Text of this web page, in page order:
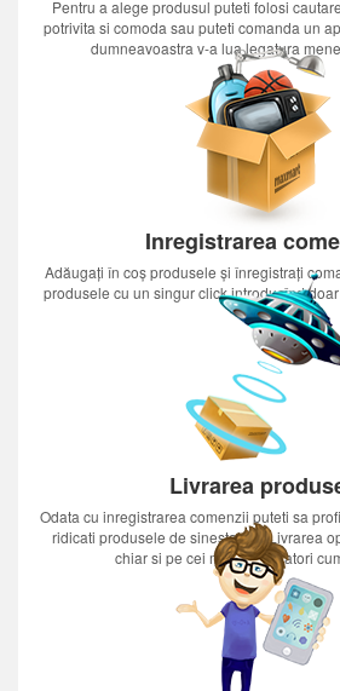
Pentru a alege produsul puteti folosi
potrivita si comoda sau puteti comanda un
dumneavoastra v-a lua legatura
Inregistrarea
Adăugați în coș produsele și înregistrați
produsele cu un singur click introducînd
Livrarea
Odata cu inregistrarea comenzii puteti sa
ridicati produsele de sinestatator.Livrarea
chiar si pe cei mai nerabdatori